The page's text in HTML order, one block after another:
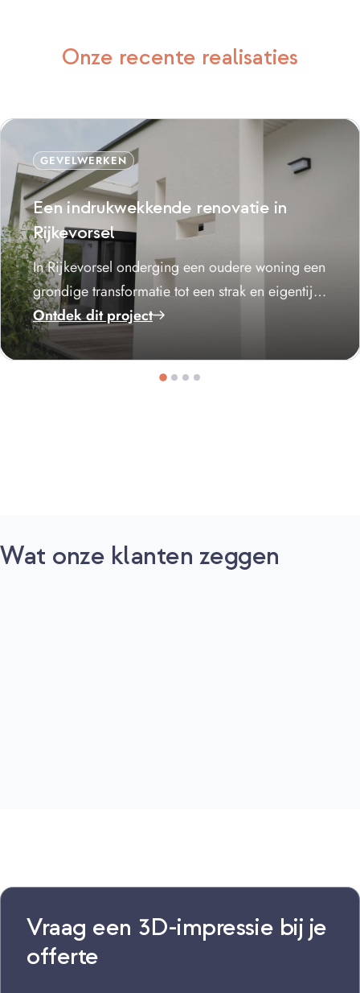
Onze recente realisaties
GEVELWERKEN
Een indrukwekkende renovatie in
Rijkevorsel
In Rijkevorsel onderging een oudere woning een
grondige transformatie tot een strak en eigentijds
geheel. De gevel kreeg een vernieuwde
afwerking die…
Ontdek dit project
Wat onze klanten zeggen
Vraag een 3D-impressie bij je
offerte